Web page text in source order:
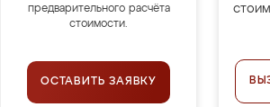
предварительного расчёта
стоимости.
ОСТАВИТЬ ЗАЯВКУ